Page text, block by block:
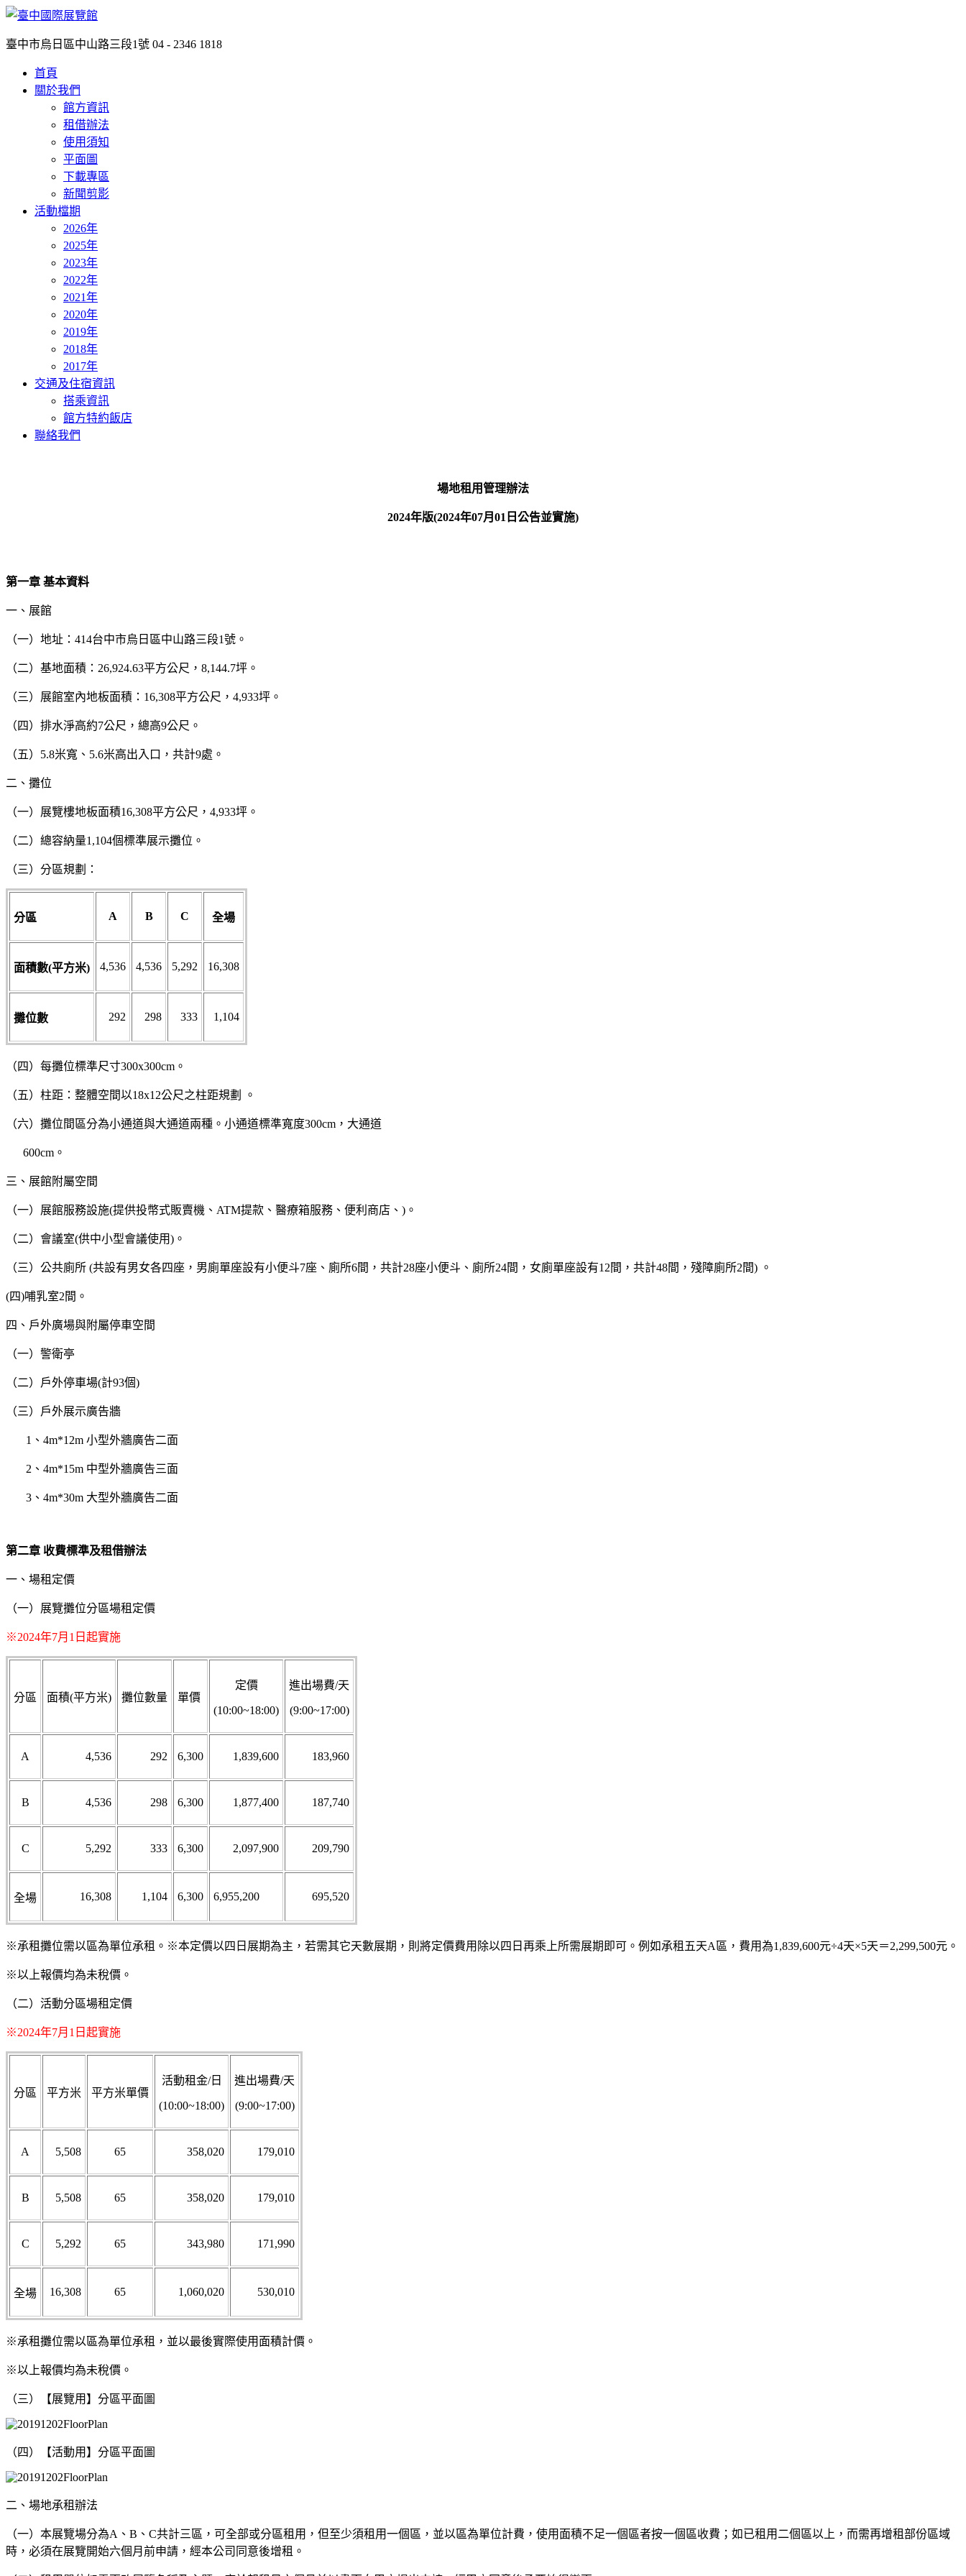
臺中市烏日區中山路三段1號 04 - 2346 1818
首頁
關於我們
館方資訊
租借辦法
使用須知
平面圖
下載專區
新聞剪影
活動檔期
2026年
2025年
2023年
2022年
2021年
2020年
2019年
2018年
2017年
交通及住宿資訊
搭乘資訊
館方特約飯店
聯絡我們
場地租用管理辦法
2024年版(2024年07月01日公告並實施)
第一章 基本資料
一、展館
（一）地址：414台中市烏日區中山路三段1號。
（二）基地面積：26,924.63平方公尺，8,144.7坪。
（三）展館室內地板面積：16,308平方公尺，4,933坪。
（四）排水淨高約7公尺，總高9公尺。
（五）5.8米寬、5.6米高出入口，共計9處。
二、攤位
（一）展覽樓地板面積16,308平方公尺，4,933坪。
（二）總容納量1,104個標準展示攤位。
（三）分區規劃：
分區 A B C 全場
面積數(平方米) 4,536 4,536 5,292 16,308
攤位數 292 298 333 1,104
（四）每攤位標準尺寸300x300cm。
（五）柱距：整體空間以18x12公尺之柱距規劃 。
（六）攤位間區分為小通道與大通道兩種。小通道標準寬度300cm，大通道
600cm。
三、展館附屬空間
（一）展館服務設施(提供投幣式販賣機、ATM提款、醫療箱服務、便利商店、)。
（二）會議室(供中小型會議使用)。
（三）公共廁所 (共設有男女各四座，男廁單座設有小便斗7座、廁所6間，共計28座小便斗、廁所24間，女廁單座設有12間，共計48間，殘障廁所2間) 。
(四)哺乳室2間。
四、戶外廣場與附屬停車空間
（一）警衛亭
（二）戶外停車場(計93個)
（三）戶外展示廣告牆
1、4m*12m 小型外牆廣告二面
2、4m*15m 中型外牆廣告三面
3、4m*30m 大型外牆廣告二面
第二章 收費標準及租借辦法
一、場租定價
（一）展覽攤位分區場租定價
※2024年7月1日起實施
分區 面積(平方米) 攤位數量 單價
定價
(10:00~18:00)
進出場費/天
(9:00~17:00)
A 4,536 292 6,300 1,839,600 183,960
B 4,536 298 6,300 1,877,400 187,740
C 5,292 333 6,300 2,097,900 209,790
全場 16,308 1,104 6,300 6,955,200 695,520
※承租攤位需以區為單位承租。 ※本定價以四日展期為主，若需其它天數展期，則將定價費用除以四日再乘上所需展期即可。例如承租五天A區，費用為1,839,600元÷4天×5天＝2,299,500元。
※以上報價均為未稅價。
（二）活動分區場租定價
※2024年7月1日起實施
分區 平方米 平方米單價
活動租金/日
(10:00~18:00)
進出場費/天
(9:00~17:00)
A 5,508 65 358,020 179,010
B 5,508 65 358,020 179,010
C 5,292 65 343,980 171,990
全場 16,308 65 1,060,020 530,010
※承租攤位需以區為單位承租，並以最後實際使用面積計價。
※以上報價均為未稅價。
（三）【展覽用】分區平面圖
（四）【活動用】分區平面圖
二、場地承租辦法
（一）本展覽場分為A、B、C共計三區，可全部或分區租用，但至少須租用一個區，並以區為單位計費，使用面積不足一個區者按一個區收費；如已租用二個區以上，而需再增租部份區域
時，必須在展覽開始六個月前申請，經本公司同意後增租。